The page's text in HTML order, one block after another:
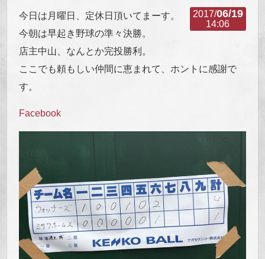
2017/06/19
14:06
今日は月曜日、定休日頂いてまーす。
今朝は早起き野球の準々決勝。
店主中山、なんとか完投勝利。
ここでも頼もしい仲間に恵まれて、ホントに感謝で
す。
Facebook